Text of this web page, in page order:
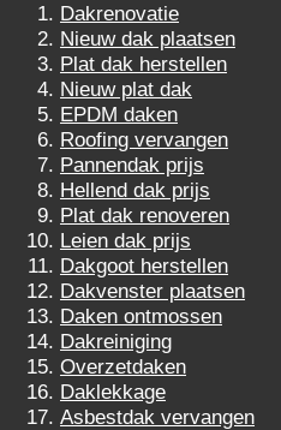
Dakrenovatie
Nieuw dak plaatsen
Plat dak herstellen
Nieuw plat dak
EPDM daken
Roofing vervangen
Pannendak prijs
Hellend dak prijs
Plat dak renoveren
Leien dak prijs
Dakgoot herstellen
Dakvenster plaatsen
Daken ontmossen
Dakreiniging
Overzetdaken
Daklekkage
Asbestdak vervangen